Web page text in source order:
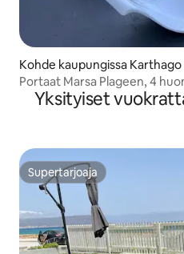
Kohde kaupungissa Karthago
Portaat Marsa Plageen, 4
Yksityiset
Supertarjoaja
Supertarjoaja